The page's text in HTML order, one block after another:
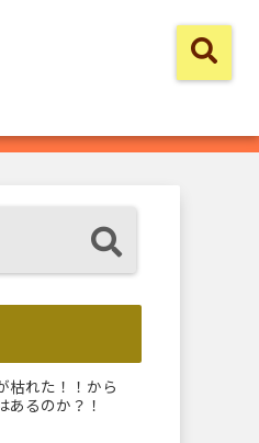
枯れた！！から
あるのか？！